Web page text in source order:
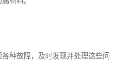
种故障，及时发现并处理这些问